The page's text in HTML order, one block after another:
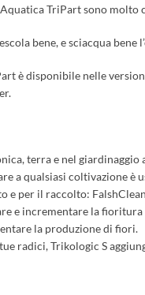
TriPart sono molto
bene, e sciacqua
è disponibile nelle
terra e nel giardinaggio
a qualsiasi coltivazione è
e per il raccolto:
e incrementare la fioritura
la produzione di fiori.
radici, Trikologic S